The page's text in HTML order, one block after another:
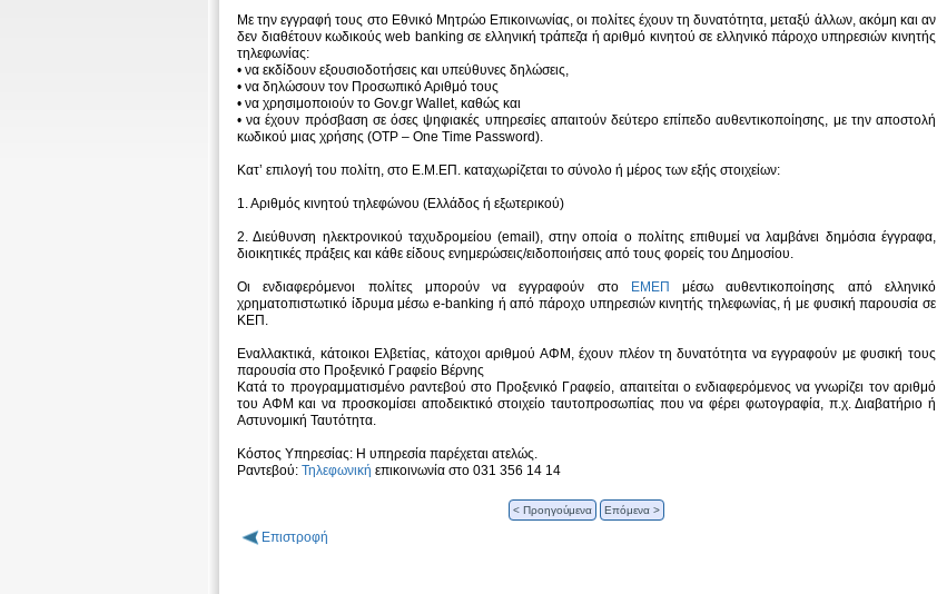
Με την εγγραφή τους στο Εθνικό Μητρώο Επικοινωνίας, οι πολίτες έχουν τη δυνατότητα, μεταξύ άλλων, ακόμη και αν
δεν διαθέτουν κωδικούς web banking σε ελληνική τράπεζα ή αριθμό κινητού σε ελληνικό πάροχο υπηρεσιών κινητής
τηλεφωνίας:
• να εκδίδουν εξουσιοδοτήσεις και υπεύθυνες δηλώσεις,
• να δηλώσουν τον Προσωπικό Αριθμό τους
• να χρησιμοποιούν το Gov.gr Wallet, καθώς και
• να έχουν πρόσβαση σε όσες ψηφιακές υπηρεσίες απαιτούν δεύτερο επίπεδο αυθεντικοποίησης, με την αποστολή
κωδικού μιας χρήσης (OTP – One Time Password).
Κατ’ επιλογή του πολίτη, στο Ε.Μ.ΕΠ. καταχωρίζεται το σύνολο ή μέρος των εξής στοιχείων:
1. Αριθμός κινητού τηλεφώνου (Ελλάδος ή εξωτερικού)
2. Διεύθυνση ηλεκτρονικού ταχυδρομείου (email), στην οποία ο πολίτης επιθυμεί να λαμβάνει δημόσια έγγραφα,
διοικητικές πράξεις και κάθε είδους ενημερώσεις/ειδοποιήσεις από τους φορείς του Δημοσίου.
Οι ενδιαφερόμενοι πολίτες μπορούν να εγγραφούν στο ΕΜΕΠ
μέσω αυθεντικοποίησης από ελληνικό
χρηματοπιστωτικό ίδρυμα μέσω e-banking ή από πάροχο υπηρεσιών κινητής τηλεφωνίας, ή με φυσική παρουσία σε
ΚΕΠ.
Εναλλακτικά, κάτοικοι Ελβετίας, κάτοχοι αριθμού ΑΦΜ, έχουν πλέον τη δυνατότητα να εγγραφούν με φυσική τους
παρουσία στο Προξενικό Γραφείο Βέρνης
Κατά το προγραμματισμένο ραντεβού στο Προξενικό Γραφείο, απαιτείται ο ενδιαφερόμενος να γνωρίζει τον αριθμό
του ΑΦΜ και να προσκομίσει αποδεικτικό στοιχείο ταυτοπροσωπίας που να φέρει φωτογραφία, π.χ. Διαβατήριο ή
Αστυνομική Ταυτότητα.
Κόστος Υπηρεσίας: Η υπηρεσία παρέχεται ατελώς.
Ραντεβού:Τηλεφωνική επικοινωνία στο 031 356 14 14
< Προηγούμενα Επόμενα >
Επιστροφή